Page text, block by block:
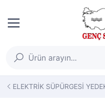
ELEKTRİK SÜPÜRGESİ